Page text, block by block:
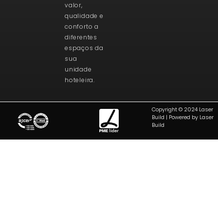
valor,
qualidade e
conforto a
diferentes
espaços da
sua
unidade
hoteleira.
Copyright © 2024 Laser
Build | Powered by Laser
Build